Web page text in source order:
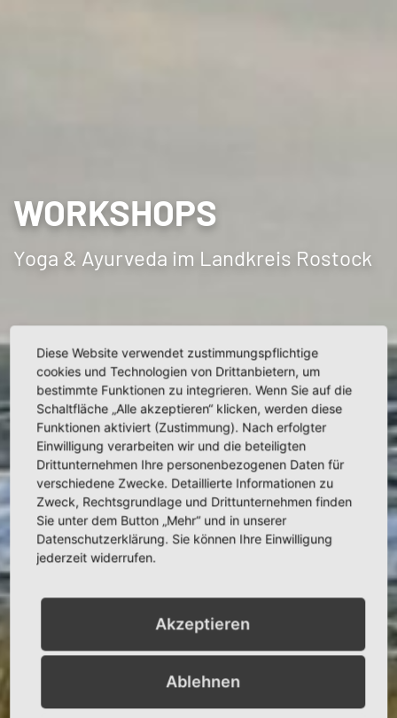
WORKSHOPS
Yoga & Ayurveda im Landkreis Rostock
Diese Website verwendet zustimmungspflichtige
cookies und Technologien von Drittanbietern, um
bestimmte Funktionen zu integrieren. Wenn Sie auf die
Schaltfläche „Alle akzeptieren“ klicken, werden diese
Funktionen aktiviert (Zustimmung). Nach erfolgter
Einwilligung verarbeiten wir und die beteiligten
Drittunternehmen Ihre personenbezogenen Daten für
verschiedene Zwecke. Detaillierte Informationen zu
Zweck, Rechtsgrundlage und Drittunternehmen finden
Sie unter dem Button „Mehr“ und in unserer
Datenschutzerklärung. Sie können Ihre Einwilligung
jederzeit widerrufen.
Akzeptieren
Ablehnen